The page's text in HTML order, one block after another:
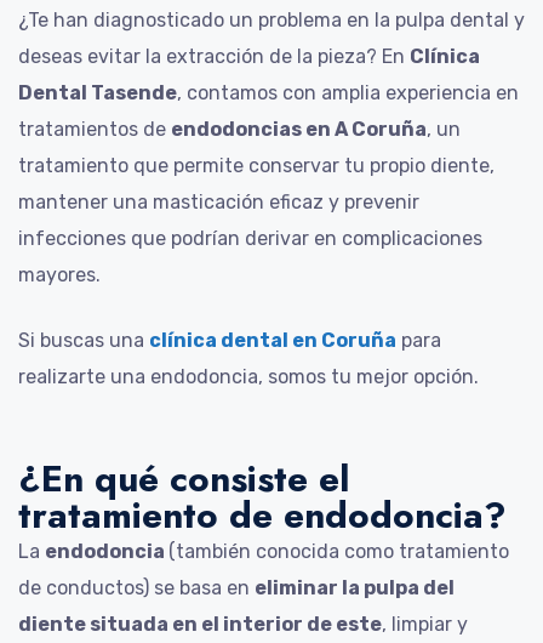
¿Te han diagnosticado un problema en la pulpa dental y
deseas evitar la extracción de la pieza? En Clínica
Dental Tasende, contamos con amplia experiencia en
tratamientos de endodoncias en A Coruña, un
tratamiento que permite conservar tu propio diente,
mantener una masticación eficaz y prevenir
infecciones que podrían derivar en complicaciones
mayores.
Si buscas una clínica dental en Coruña para
realizarte una endodoncia, somos tu mejor opción.
¿En qué consiste el
tratamiento de endodoncia?
La endodoncia (también conocida como tratamiento
de conductos) se basa en eliminar la pulpa del
diente situada en el interior de este, limpiar y